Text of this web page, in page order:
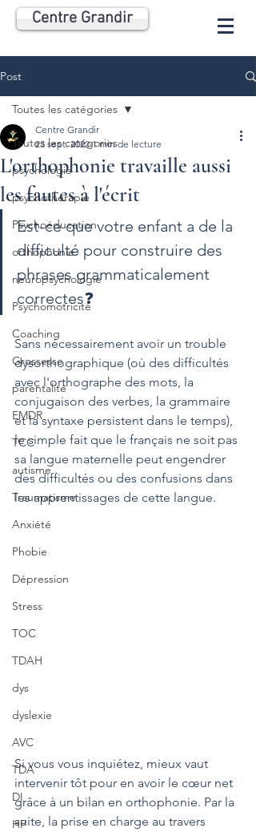
Centre Grandir
Post
Toutes les catégories
psychologie
psychothérapie
Psychoéducation
orthophonie
neuropsychologie
Psychomotricité
Coaching
Grossesse
parentalité
EMDR
TCC
autisme
Traumatisme
Anxiété
Phobie
Dépression
Stress
TOC
TDAH
dys
dyslexie
AVC
TDA
DI
HP
Toutes les catégories
L'orthophonie travaille aussi
les fautes à l'écrit
Centre Grandir
23 sept. 2022 1 min de lecture
Est-ce que votre enfant a de la
difficulté pour construire des
phrases grammaticalement
correctes❓️
Sans nécessairement avoir un trouble
dysorthographique (où des difficultés
avec l'orthographe des mots, la
conjugaison des verbes, la grammaire
et la syntaxe persistent dans le temps),
le simple fait que le français ne soit pas
sa langue maternelle peut engendrer
des difficultés ou des confusions dans
les apprentissages de cette langue.
Si vous vous inquiétez, mieux vaut
intervenir tôt pour en avoir le cœur net
grâce à un bilan en orthophonie. Par la
suite, la prise en charge au travers